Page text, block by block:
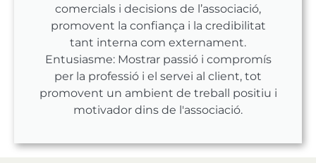
comercials i decisions de l’associació,
promovent la confiança i la credibilitat
tant interna com externament.
Entusiasme: Mostrar passió i compromís
per la professió i el servei al client, tot
promovent un ambient de treball positiu i
motivador dins de l'associació.